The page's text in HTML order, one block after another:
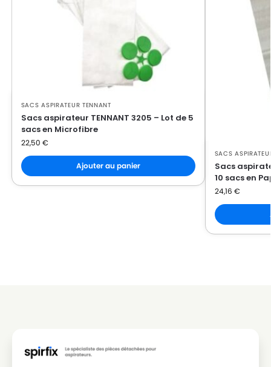
SACS ASPIRATEUR TENNANT
Sacs aspirateur TENNANT 3205 – Lot de 5
sacs en Microfibre
22,50 €
Ajouter au panier
SACS
Sacs
10 sacs en
24,16 €